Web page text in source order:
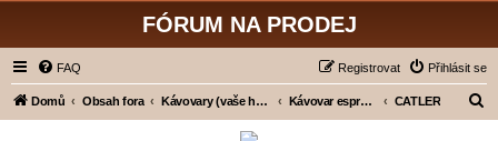
FÓRUM NA PRODEJ
FAQ Přihlásit se
Registrovat
Domů Obsah fora Kávovary (vaše hodnocení) Kávovar espresso - pákový CATLER